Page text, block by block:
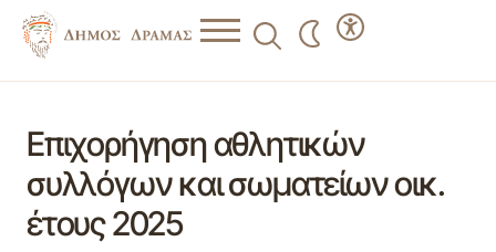
Επιχορήγηση αθλητικών
συλλόγων και σωματείων οικ.
έτους 2025